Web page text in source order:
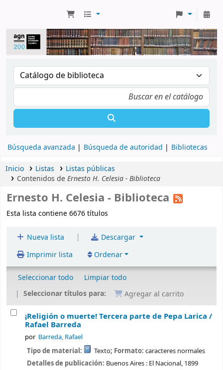
Búsqueda avanzada Búsqueda de autoridad Bibliotecas
Inicio Listas
Listas públicas
Contenidos deErnesto H. Celesia - Biblioteca
Ernesto H. Celesia - Biblioteca
Esta lista contiene 6676 títulos
Nueva lista |
Descargar
Imprimir lista
Ordenar
Seleccionar todo
Limpiar todo
Seleccionar títulos para:
Agregar al carrito
¡Religión o muerte! Tercera parte de Pepa Larica /
Rafael Barreda
por Barreda, Rafael
Tipo de material: Texto; Formato:caracteres normales
Detalles de publicación: Buenos Aires : El Nacional, 1899